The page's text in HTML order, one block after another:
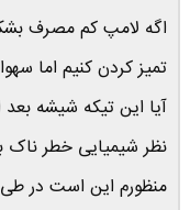
اگه لامپ کم مصرف
تمیز کردن کنیم اما
آیا این تیکه شیشه
نظر شیمیایی خطر ناک
منظورم این است در